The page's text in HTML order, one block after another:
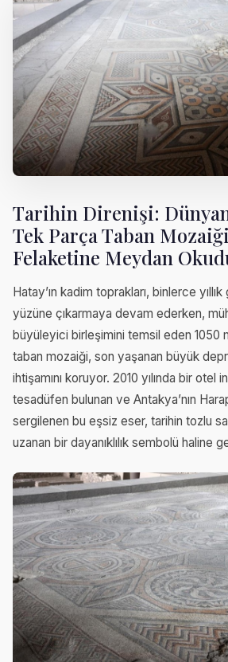
Tarihin Direnişi:
Tek Parça Taban
Felaketine Meydan
Hatay’ın kadim toprakları, binlerce
yüzüne çıkarmaya devam ederken,
büyüleyici birleşimini temsil eden 1050
taban mozaiği, son yaşanan büyük
ihtişamını koruyor. 2010 yılında bir otel
tesadüfen bulunan ve Antakya’nın
sergilenen bu eşsiz eser, tarihin tozlu
uzanan bir dayanıklılık sembolü haline